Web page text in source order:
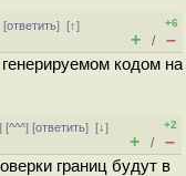
[ответить][↑]
+6
+ / –
кодом на
] [^^^] [ответить][↓]
+2
+ / –
границ будут в